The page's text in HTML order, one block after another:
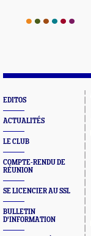
EDITOS
ACTUALITÉS
LE CLUB
COMPTE-RENDU DE
RÉUNION
SE LICENCIER AU SSL
BULLETIN
D'INFORMATION